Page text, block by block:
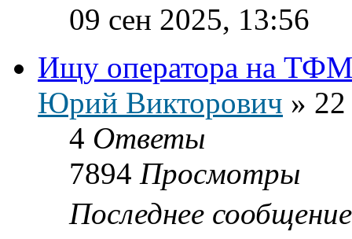
09 сен 2025, 13:56
Ищу оператора на
Юрий Викторович »
4 Ответы
7894 Просмотры
Последнее